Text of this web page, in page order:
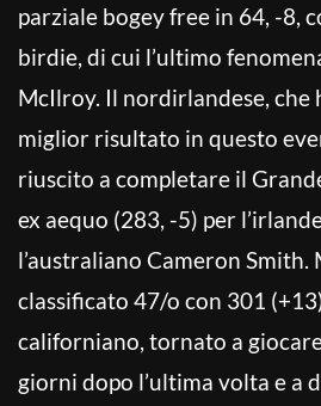
parziale bogey free in 64, -8,
birdie, di cui l’ultimo
McIlroy. Il nordirlandese, che
miglior risultato in questo
riuscito a completare il
ex aequo (283, -5) per
l’australiano Cameron Smith.
classificato 47/o con 301
californiano, tornato a
giorni dopo l’ultima volta e a